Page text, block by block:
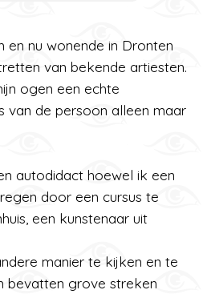
en nu wonende in Dronten
van bekende artiesten.
ogen een echte
van de persoon alleen maar
autodidact hoewel ik een
door een cursus te
een kunstenaar uit
manier te kijken en te
bevatten grove streken